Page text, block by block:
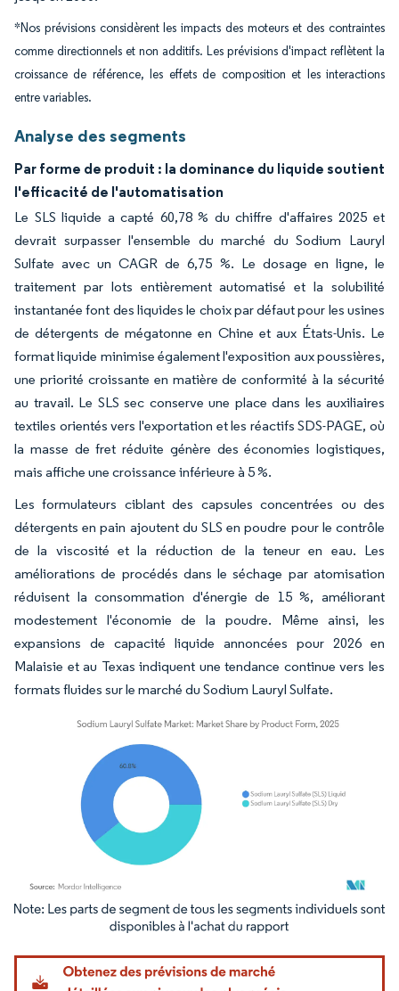
*Nos prévisions considèrent les impacts des moteurs et des contraintes
comme directionnels et non additifs. Les prévisions d'impact reflètent la
croissance de référence, les effets de composition et les interactions
entre variables.
Analyse des segments
Par forme de produit : la dominance du liquide soutient
l'efficacité de l'automatisation
Le SLS liquide a capté 60,78 % du chiffre d'affaires 2025 et
devrait surpasser l'ensemble du marché du Sodium Lauryl
Sulfate avec un CAGR de 6,75 %. Le dosage en ligne, le
traitement par lots entièrement automatisé et la solubilité
instantanée font des liquides le choix par défaut pour les usines
de détergents de mégatonne en Chine et aux États-Unis. Le
format liquide minimise également l'exposition aux poussières,
une priorité croissante en matière de conformité à la sécurité
au travail. Le SLS sec conserve une place dans les auxiliaires
textiles orientés vers l'exportation et les réactifs SDS-PAGE, où
la masse de fret réduite génère des économies logistiques,
mais affiche une croissance inférieure à 5 %.
Les formulateurs ciblant des capsules concentrées ou des
détergents en pain ajoutent du SLS en poudre pour le contrôle
de la viscosité et la réduction de la teneur en eau. Les
améliorations de procédés dans le séchage par atomisation
réduisent la consommation d'énergie de 15 %, améliorant
modestement l'économie de la poudre. Même ainsi, les
expansions de capacité liquide annoncées pour 2026 en
Malaisie et au Texas indiquent une tendance continue vers les
formats fluides sur le marché du Sodium Lauryl Sulfate.
Image © Mordor Intelligence. La réutilisation nécessite une attribution sous CC BY